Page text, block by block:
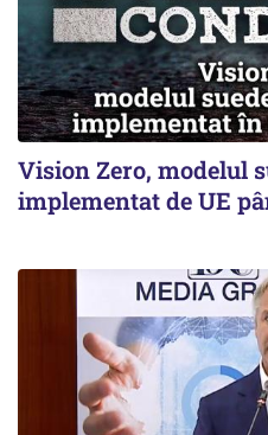
Vision Zero, modelul
implementat de UE